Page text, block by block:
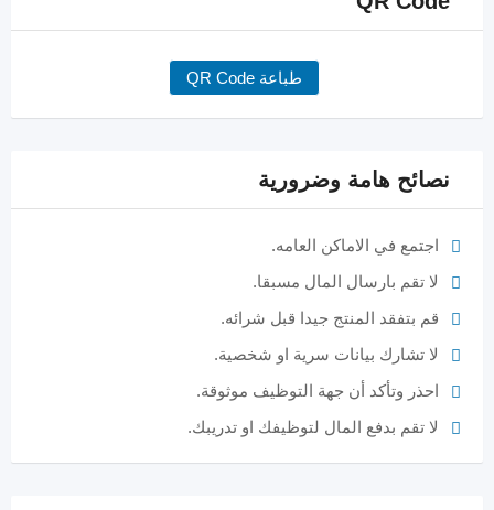
طباعة QR Code
نصائح هامة وضرورية
اجتمع في الاماكن العامه.
لا تقم بارسال المال مسبقا.
قم بتفقد المنتج جيدا قبل شرائه.
لا تشارك بيانات سرية او شخصية.
احذر وتأكد أن جهة التوظيف موثوقة.
لا تقم بدفع المال لتوظيفك او تدريبك.